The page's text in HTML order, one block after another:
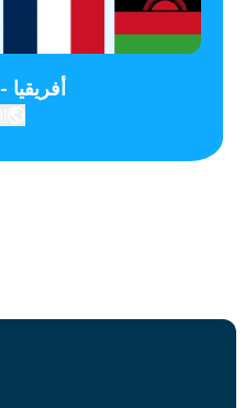
أفريقيا - 17 دولة